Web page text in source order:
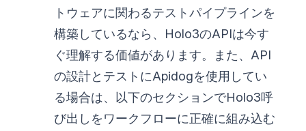
トウェアに関わるテストパイプラインを
構築しているなら、Holo3のAPIは今す
ぐ理解する価値があります。また、API
の設計とテストにApidogを使用してい
る場合は、以下のセクションでHolo3呼
び出しをワークフローに正確に組み込む